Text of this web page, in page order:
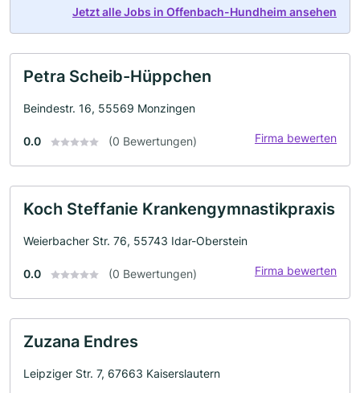
Jetzt alle Jobs in Offenbach-Hundheim ansehen
Petra Scheib-Hüppchen
Beindestr. 16, 55569 Monzingen
0.0 (0 Bewertungen) Firma bewerten
Koch Steffanie Krankengymnastikpraxis
Weierbacher Str. 76, 55743 Idar-Oberstein
0.0 (0 Bewertungen) Firma bewerten
Zuzana Endres
Leipziger Str. 7, 67663 Kaiserslautern